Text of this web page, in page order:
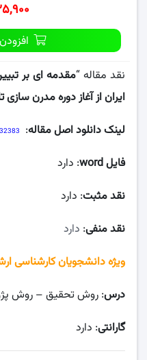
۱۳۵,۹۰۰
نقد مقاله “مقدمه ای بر
ایران از آغاز دوره مدرن سازی
لینک دانلود اصل مقاله:
فایل word
: دارد
نقد مثبت: دارد
نقد منفی: دارد
ویژه دانشجویان کارشناسی
درس: روش تحقیق – روش
گارانتی: دارد